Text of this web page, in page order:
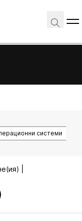
системи
|